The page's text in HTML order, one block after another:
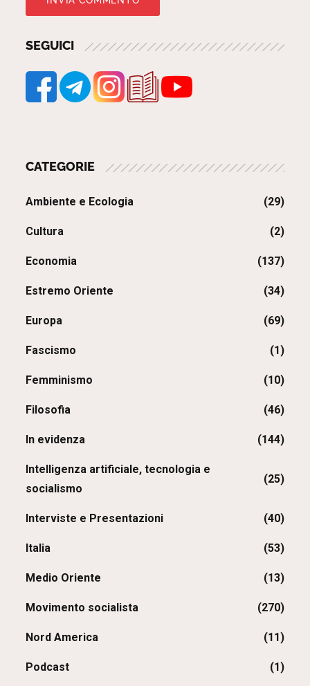
SEGUICI
CATEGORIE
Ambiente e Ecologia (29)
Cultura (2)
Economia (137)
Estremo Oriente (34)
Europa (69)
Fascismo (1)
Femminismo (10)
Filosofia (46)
In evidenza (144)
Intelligenza artificiale, tecnologia e
socialismo
(25)
Interviste e Presentazioni (40)
Italia (53)
Medio Oriente (13)
Movimento socialista (270)
Nord America (11)
Podcast (1)